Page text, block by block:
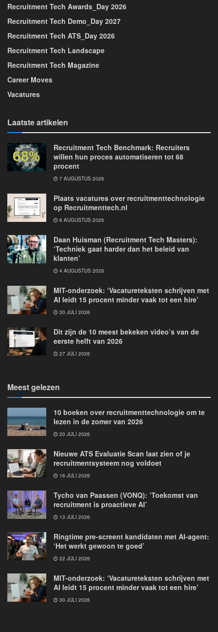
Recruitment Tech Awards_Day 2026
Recruitment Tech Demo_Day 2027
Recruitment Tech ATS_Day 2026
Recruitment Tech Landscape
Recruitment Tech Magazine
Career Moves
Vacatures
Laatste artikelen
Recruitment Tech Benchmark: Recruiters
willen hun proces automatiseren tot 68
procent
7 AUGUSTUS 2026
Plaats vacatures over recruitmenttechnologie
op Recruitmenttech.nl
6 AUGUSTUS 2026
Daan Huisman (Recruitment Tech Masters):
‘Techniek gaat harder dan het beleid van
klanten’
4 AUGUSTUS 2026
MIT-onderzoek: ‘Vacatureteksten schrijven met
AI leidt 15 procent minder vaak tot een hire’
30 JULI 2026
Dit zijn de 10 meest bekeken video’s van de
eerste helft van 2026
27 JULI 2026
Meest gelezen
10 boeken over recruitmenttechnologie om te
lezen in de zomer van 2026
20 JULI 2026
Nieuwe ATS Evaluatie Scan laat zien of je
recruitmentsysteem nog voldoet
16 JULI 2026
Tycho van Paassen (VONQ): ‘Toekomst van
recruitment is proactieve AI’
13 JULI 2026
Ringtime pre-screent kandidaten met AI-agent:
‘Het werkt gewoon te goed’
22 JULI 2026
MIT-onderzoek: ‘Vacatureteksten schrijven met
AI leidt 15 procent minder vaak tot een hire’
30 JULI 2026